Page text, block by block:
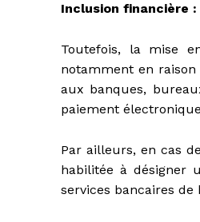
Inclusion financière
Toutefois, la mise
notamment en
aux banques,
paiement
Par ailleurs, en cas
habilitée à désigner
services bancaires de